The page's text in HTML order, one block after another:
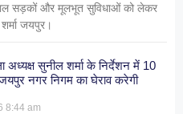
सड़कों और मूलभूत सुविधाओं को लेकर
जयपुर।
अध्यक्ष सुनील शर्मा के निर्देशन में 10
नगर निगम का घेराव करेगी
8:44 am